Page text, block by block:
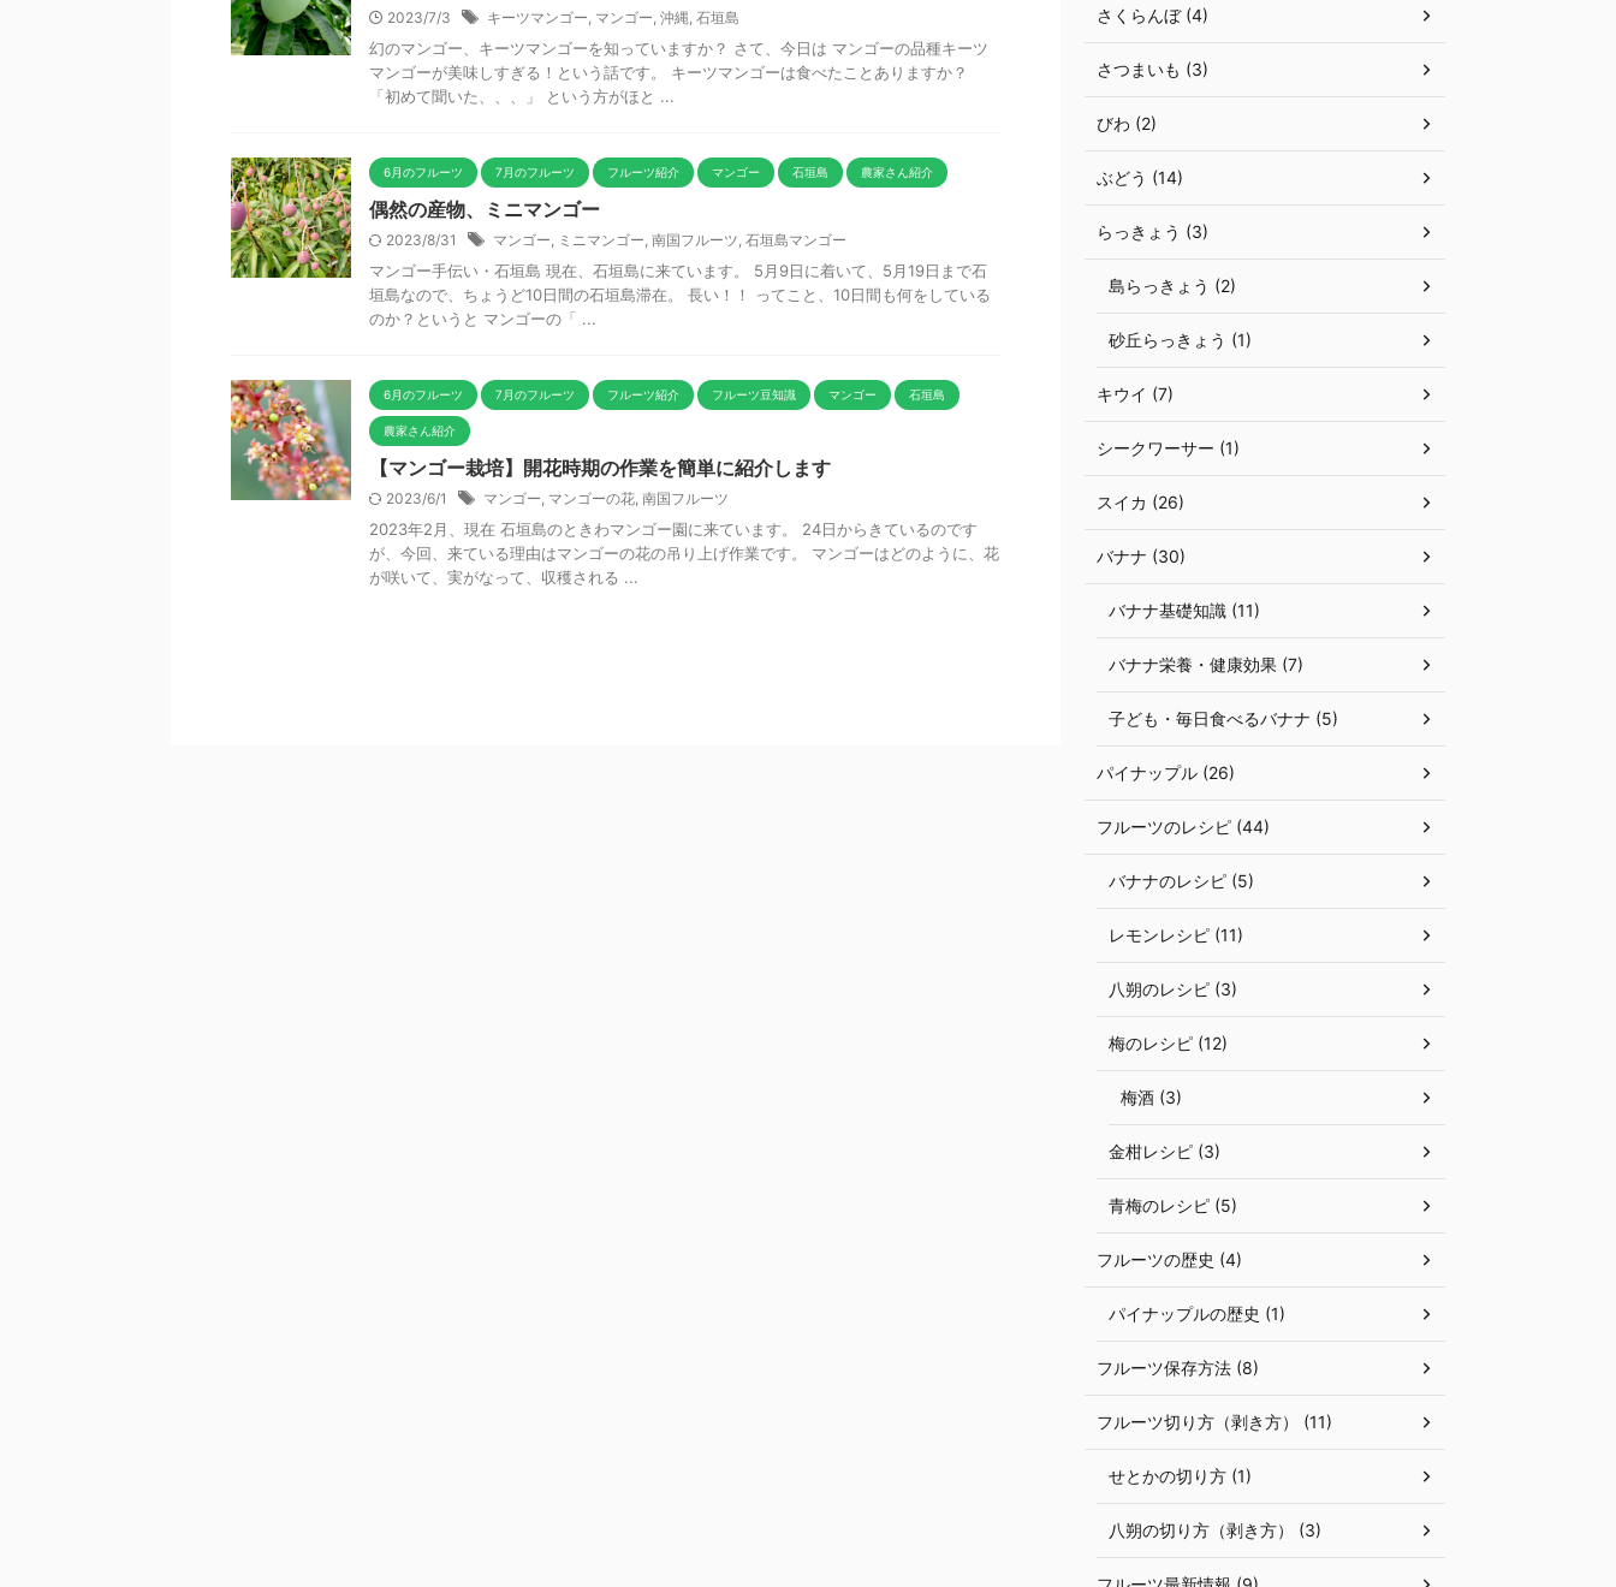
2023/7/3 キーツマンゴー, マンゴー, 沖縄, 石垣島
幻のマンゴー、キーツマンゴーを知っていますか？ さて、今日は マンゴーの品種キーツ
マンゴーが美味しすぎる！という話です。 キーツマンゴーは食べたことありますか？
「初めて聞いた、、、」 という方がほと ...
6月のフルーツ 7月のフルーツ フルーツ紹介 マンゴー 石垣島 農家さん紹介
偶然の産物、ミニマンゴー
2023/8/31 マンゴー, ミニマンゴー, 南国フルーツ, 石垣島マンゴー
マンゴー手伝い・石垣島 現在、石垣島に来ています。 5月9日に着いて、5月19日まで石
垣島なので、ちょうど10日間の石垣島滞在。 長い！！ ってこと、10日間も何をしている
のか？というと マンゴーの「 ...
6月のフルーツ 7月のフルーツ フルーツ紹介 フルーツ豆知識 マンゴー 石垣島
農家さん紹介
【マンゴー栽培】開花時期の作業を簡単に紹介します
2023/6/1 マンゴー, マンゴーの花, 南国フルーツ
2023年2月、現在 石垣島のときわマンゴー園に来ています。 24日からきているのです
が、今回、来ている理由はマンゴーの花の吊り上げ作業です。 マンゴーはどのように、花
が咲いて、実がなって、収穫される ...
さくらんぼ (4)
さつまいも (3)
びわ (2)
ぶどう (14)
らっきょう (3)
島らっきょう (2)
砂丘らっきょう (1)
キウイ (7)
シークワーサー (1)
スイカ (26)
バナナ (30)
バナナ基礎知識 (11)
バナナ栄養・健康効果 (7)
子ども・毎日食べるバナナ (5)
パイナップル (26)
フルーツのレシピ (44)
バナナのレシピ (5)
レモンレシピ (11)
八朔のレシピ (3)
梅のレシピ (12)
梅酒 (3)
金柑レシピ (3)
青梅のレシピ (5)
フルーツの歴史 (4)
パイナップルの歴史 (1)
フルーツ保存方法 (8)
フルーツ切り方（剥き方） (11)
せとかの切り方 (1)
八朔の切り方（剥き方） (3)